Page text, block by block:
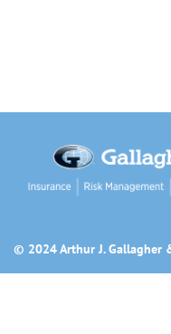
© 2024 Arthur J. Gallagher